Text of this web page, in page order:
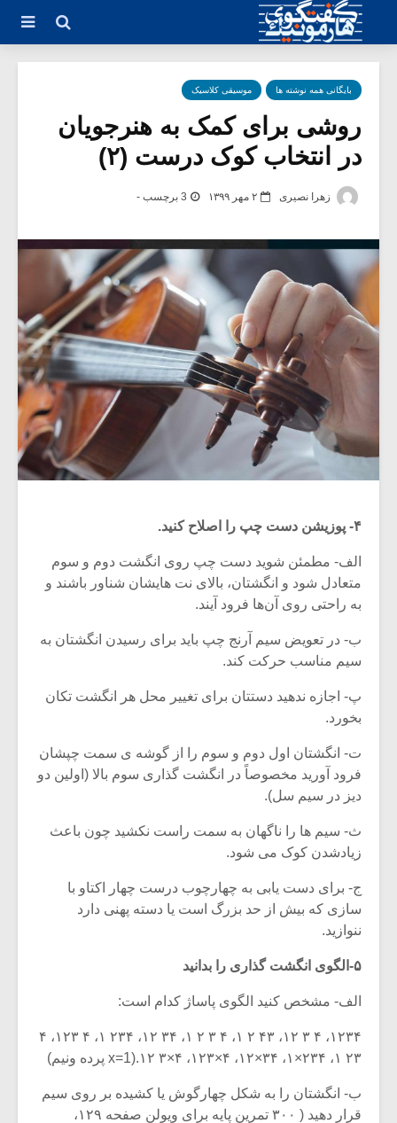
بایگانی همه نوشته ها موسیقی کلاسیک
روشی برای کمک به هنرجویان
در انتخاب کوک درست (۲)
زهرا نصیری ۲ مهر ۱۳۹۹ 3 برچسب -
۴- پوزیشن دست چپ را اصلاح کنید.
الف- مطمئن شوید دست چپ روی انگشت دوم و سوم
متعادل شود و انگشتان، بالای نت هایشان شناور باشند و
به راحتی روی آن‌ها فرود آیند.
ب- در تعویض سیم آرنج چپ باید برای رسیدن انگشتان به
سیم مناسب حرکت کند.
پ- اجازه ندهید دستتان برای تغییر محل هر انگشت تکان
بخورد.
ت- انگشتان اول دوم و سوم را از گوشه ی سمت چپشان
فرود آورید مخصوصاً در انگشت گذاری سوم بالا (اولین دو
دیز در سیم سل).
ث- سیم ها را ناگهان به سمت راست نکشید چون باعث
زیادشدن کوک می شود.
ج- برای دست یابی به چهارچوب درست چهار اکتاو با
سازی که بیش ‌از حد بزرگ است یا دسته پهنی دارد
ننوازید.
۵-الگوی انگشت گذاری را بدانید
الف- مشخص کنید الگوی پاساژ کدام است:
۱۲۳۴، ۴ ۳ ۱۲، ۴۳ ۲ ۱، ۴ ۳ ۲ ۱، ۳۴ ۱۲، ۲۳۴ ۱، ۴ ۱۲۳، ۴
۲۳ ۱، ۲۳۴×۱، ۳۴×۱۲، ۴×۱۲۳، ۴×۳ ۱۲.(x=1 پرده ونیم)
ب- انگشتان را به شکل چهارگوش یا کشیده بر روی سیم
قرار دهید ( ۳۰۰ تمرین پایه برای ویولن صفحه ۱۲۹،
موریس ژار